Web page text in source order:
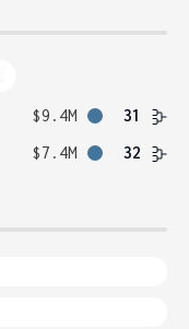
$9.4M
31
$7.4M 32